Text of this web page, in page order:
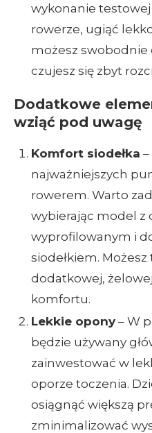
wykonanie testowej
rowerze, ugiąć
możesz swobodnie
czujesz się zbyt
Dodatkowe
wziąć pod uwagę
Komfort siodełka
najważniejszych
rowerem. Warto
wybierając model z
wyprofilowanym i
siodełkiem.
dodatkowej,
komfortu.
Lekkie opony – W
będzie używany
zainwestować w
oporze toczenia.
osiągnąć większą
zminimalizować